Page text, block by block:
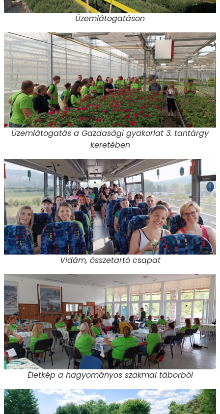
Üzemlátogatáson
Üzemlátogatás a Gazdasági gyakorlat 3. tantárgy
keretében
Vidám, összetartó csapat
Életkép a hagyományos szakmai táborból